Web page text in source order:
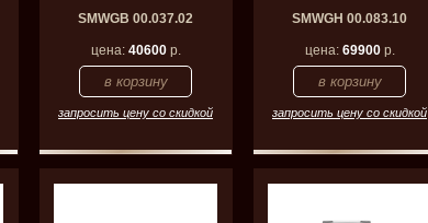
SMWGB 00.037.02
цена: 40600р.
запросить цену со скидкой
SMWGH 00.083.10
цена: 69900р.
запросить цену со скидкой